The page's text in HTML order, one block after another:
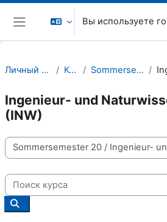
Перейти к основному содержанию
Боковая панель
Вы используете
Личный кабинет Курсы Sommersemester 20
Ingenieur- und
(INW)
Категории курсов
Поиск курса
Поиск курса